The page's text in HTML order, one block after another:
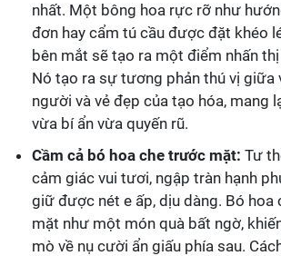
nhất. Một bông hoa rực rỡ như
đơn hay cẩm tú cầu được đặt khéo
bên mắt sẽ tạo ra một điểm nhấn
Nó tạo ra sự tương phản thú vị giữa
người và vẻ đẹp của tạo hóa, mang
vừa bí ẩn vừa quyến rũ.
Cầm cả bó hoa che trước mặt: Tư
cảm giác vui tươi, ngập tràn hạnh
giữ được nét e ấp, dịu dàng. Bó hoa
mặt như một món quà bất ngờ,
mò về nụ cười ẩn giấu phía sau.